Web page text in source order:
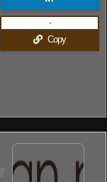
Copy
-